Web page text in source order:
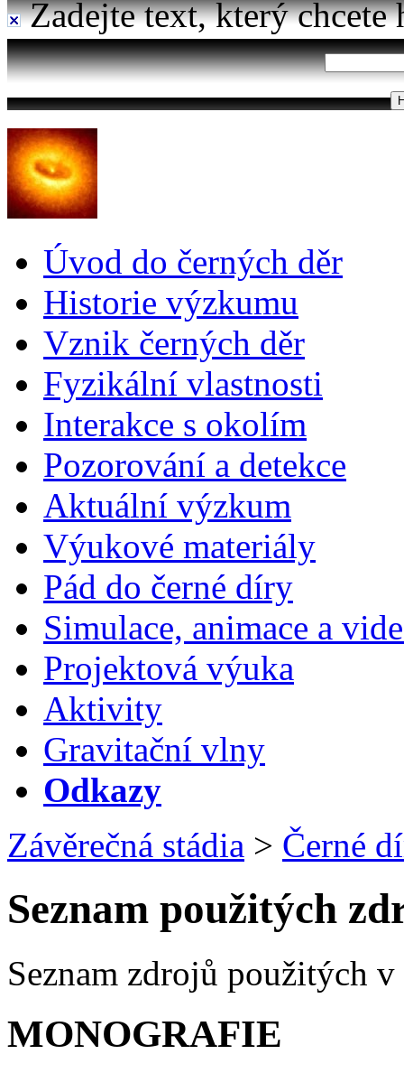
Zadejte text, který chcete
Úvod do černých děr
Historie výzkumu
Vznik černých děr
Fyzikální vlastnosti
Interakce s okolím
Pozorování a detekce
Aktuální výzkum
Výukové materiály
Pád do černé díry
Simulace, animace a
Projektová výuka
Aktivity
Gravitační vlny
Odkazy
Závěrečná stádia > Černé
Seznam použitých
Seznam zdrojů použitých v
MONOGRAFIE